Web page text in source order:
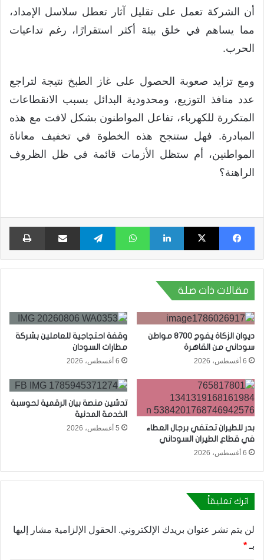
أن الشركة تعمل على تقليل آثار تعطل سلاسل الإمداد،
مما يساهم في خلق بيئة أكثر استقرارًا، رغم تداعيات
الحرب.
ومع تزايد صعوبة الحصول على غاز الطبخ نتيجة لتراجع
عدد منافذ التوزيع، ومحدودية البدائل بسبب الانقطاعات
المتكررة للكهرباء، تفاعل المواطنون بشكل لافت مع هذه
المبادرة. فهل ستنجح هذه الخطوة في تخفيف معاناة
المواطنين، أم ستظل الأزمات قائمة في ظل الظروف
الراهنة؟
فيسبوك X لينكدإن واتساب تيلقرام مشاركة عبر البريد
مقالات ذات صلة
ديوان الزكاة يفوج 8700 مواطن
سوداني من القاهرة
6 أغسطس، 2026
وقفة احتجاجية للعاملين بشركة
مطارات السودان
6 أغسطس، 2026
بدر للطيران تحتفي برجال العطاء
في قطاع الطيران السوداني
6 أغسطس، 2026
تدشين منصة بيان الرقمية لحوسبة
الخدمة المدنية
5 أغسطس، 2026
اترك تعليقاً
لن يتم نشر عنوان بريدك الإلكتروني. الحقول الإلزامية مشار إليها
بـ *